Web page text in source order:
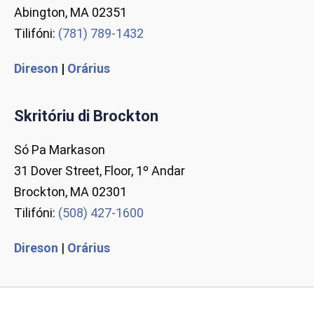
Abington, MA 02351
Tilifóni: (781) 789-1432
Direson | Orárius
Skritóriu di Brockton
Só Pa Markason
31 Dover Street, Floor, 1º Andar
Brockton, MA 02301
Tilifóni: (508) 427-1600
Direson | Orárius